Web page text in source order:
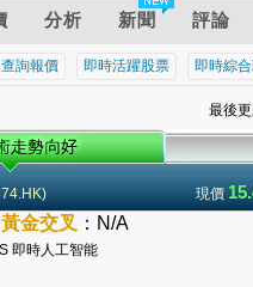
分析 新聞 評論
詢報價 即時活躍股票 即時綜
最後
) 現價
黃金交叉 ： N/A